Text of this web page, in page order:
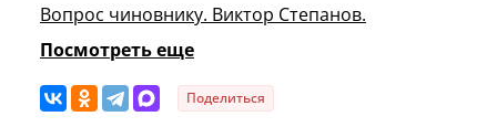
Вопрос чиновнику. Виктор Степанов.
Посмотреть еще
Поделиться